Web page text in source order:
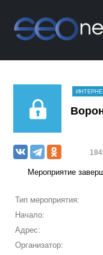
Мероприятие
Тип мероприятия:
Начало:
Адрес:
Организатор: